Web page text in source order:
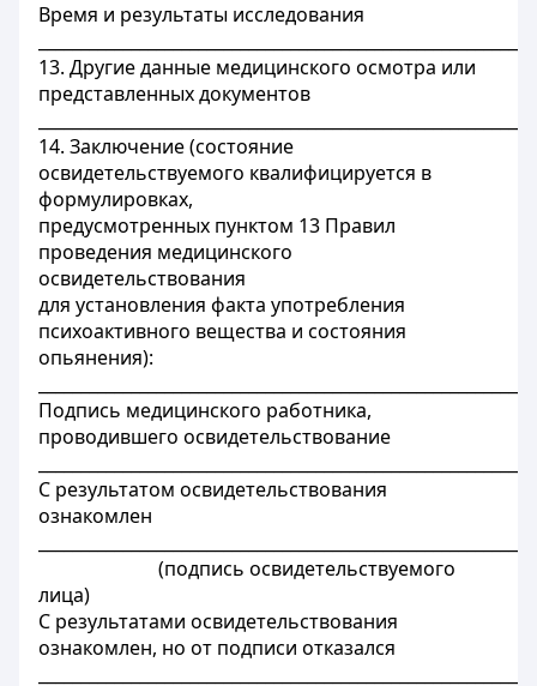
Время и результаты исследования
13. Другие данные медицинского осмотра или
представленных документов
14. Заключение (состояние
освидетельствуемого квалифицируется в
формулировках,
предусмотренных пунктом 13 Правил
проведения медицинского
освидетельствования
для установления факта употребления
психоактивного вещества и состояния
опьянения):
Подпись медицинского работника,
проводившего освидетельствование
С результатом освидетельствования
ознакомлен
(подпись освидетельствуемого
лица)
С результатами освидетельствования
ознакомлен, но от подписи отказался